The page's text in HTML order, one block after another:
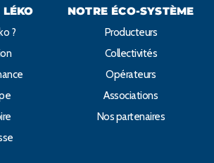
?
NOTRE ÉCO-SYSTÈME
Producteurs
Collectivités
Opérateurs
Associations
Nos partenaires